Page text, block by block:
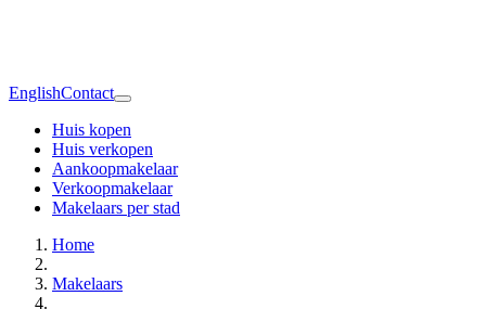
EnglishContact
Huis kopen
Huis verkopen
Aankoopmakelaar
Verkoopmakelaar
Makelaars per stad
Home
Makelaars